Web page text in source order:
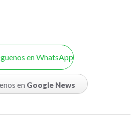
en WhatsApp
en Google News